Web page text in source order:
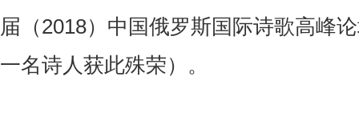
届（2018）中国俄罗斯国际诗歌高峰
一名诗人获此殊荣）。